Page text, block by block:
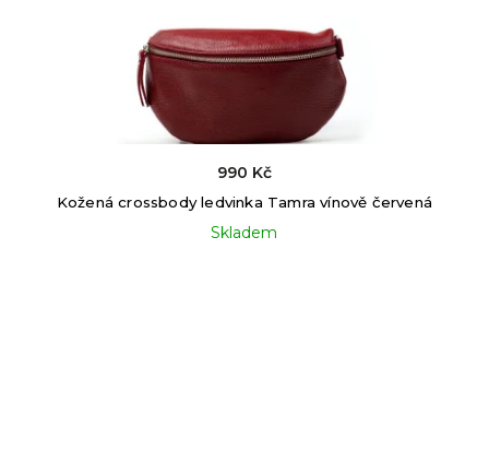
Kožená crossbody ledvinka Tamra vínově červená
Skladem
990 Kč